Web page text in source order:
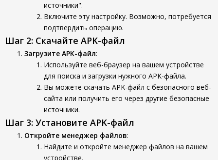
источники".
Включите эту настройку. Возможно, потребуется
подтвердить операцию.
Шаг 2: Скачайте APK-файл
Загрузите APK-файл:
Используйте веб-браузер на вашем устройстве
для поиска и загрузки нужного APK-файла.
Вы можете скачать APK-файл с безопасного веб-
сайта или получить его через другие безопасные
источники.
Шаг 3: Установите APK-файл
Откройте менеджер файлов:
Найдите и откройте менеджер файлов на вашем
устройстве.